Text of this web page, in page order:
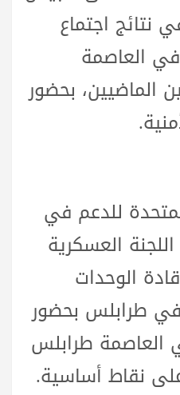
نتائج اجتماع
في العاصمة
الماضيين، بحضور
للدعم في
العسكرية
الوحدات
في طرابلس بحضور
العاصمة طرابلس
نقاط أساسية.